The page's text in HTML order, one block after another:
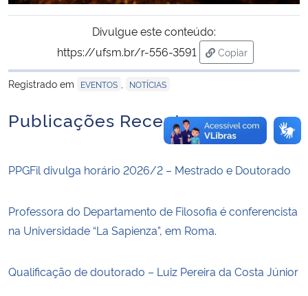
Planalto
Divulgue este conteúdo:
https://ufsm.br/r-556-3591
Copiar
para área de
Registrado em
EVENTOS NOTÍCIAS
Publicações Recentes
PPGFil divulga horário 2026/2 – Mestrado e Doutorado
Professora do Departamento de Filosofia é conferencista
na Universidade “La Sapienza”, em Roma.
Qualificação de doutorado – Luiz Pereira da Costa Júnior